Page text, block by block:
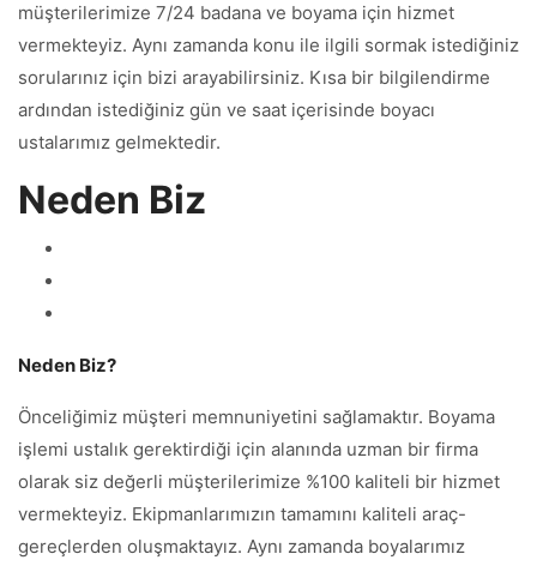
müşterilerimize 7/24 badana ve boyama için hizmet
vermekteyiz. Aynı zamanda konu ile ilgili sormak istediğiniz
sorularınız için bizi arayabilirsiniz. Kısa bir bilgilendirme
ardından istediğiniz gün ve saat içerisinde boyacı
ustalarımız gelmektedir.
Neden Biz
Neden Biz?
Önceliğimiz müşteri memnuniyetini sağlamaktır. Boyama
işlemi ustalık gerektirdiği için alanında uzman bir firma
olarak siz değerli müşterilerimize %100 kaliteli bir hizmet
vermekteyiz. Ekipmanlarımızın tamamını kaliteli araç-
gereçlerden oluşmaktayız. Aynı zamanda boyalarımız